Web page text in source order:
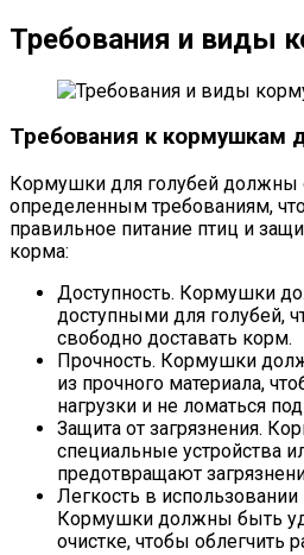
Требования и виды
Требования к кормушкам
Кормушки для голубей должны
определенным требованиям,
правильное питание птиц и
корма:
Доступность. Кормушки
доступными для голубей,
свободно доставать корм.
Прочность. Кормушки
из прочного материала,
нагрузки и не ломаться
Защита от загрязнения.
специальные устройства
предотвращают
Легкость в
Кормушки должны быть
очистке, чтобы облегчить